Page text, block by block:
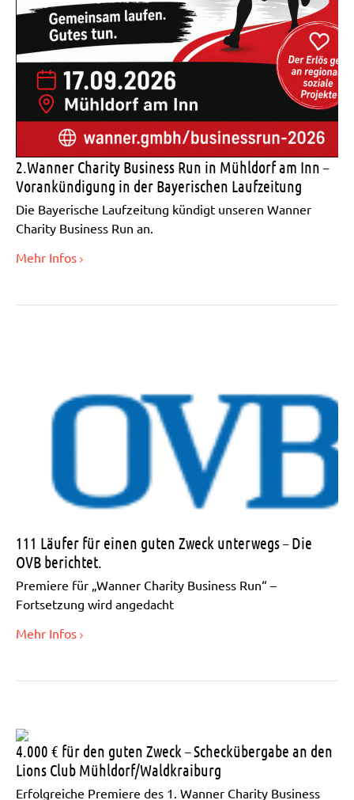
2.Wanner Charity Business Run in Mühldorf am Inn –
Vorankündigung in der Bayerischen Laufzeitung
Die Bayerische Laufzeitung kündigt unseren Wanner
Charity Business Run an.
Mehr Infos
111 Läufer für einen guten Zweck unterwegs – Die
OVB berichtet.
Premiere für „Wanner Charity Business Run“ –
Fortsetzung wird angedacht
Mehr Infos
4.000 € für den guten Zweck – Scheckübergabe an den
Lions Club Mühldorf/Waldkraiburg
Erfolgreiche Premiere des 1. Wanner Charity Business